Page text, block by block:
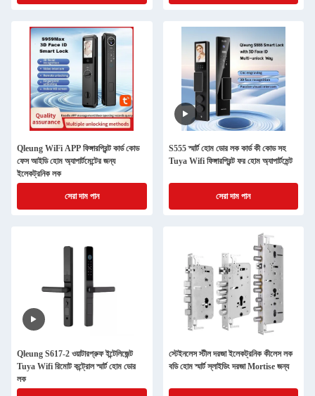
Qleung WiFi APP ফিঙ্গারপ্রিন্ট কার্ড কোড
ফেস আইডি হোম অ্যাপার্টমেন্টের জন্য
ইলেকট্রনিক লক
সেরা দাম পান
S555 স্মার্ট হোম ডোর লক কার্ড কী কোড সহ
Tuya Wifi ফিঙ্গারপ্রিন্ট ফর হোম অ্যাপার্টমেন্ট
সেরা দাম পান
Qleung S617-2 ওয়াটারপ্রুফ ইন্টেলিজেন্ট
Tuya Wifi রিমোট কন্ট্রোল স্মার্ট হোম ডোর
লক
স্টেইনলেস স্টীল দরজা ইলেকট্রনিক কীলেস লক
বডি হোম স্মার্ট স্লাইডিং দরজা Mortise জন্য